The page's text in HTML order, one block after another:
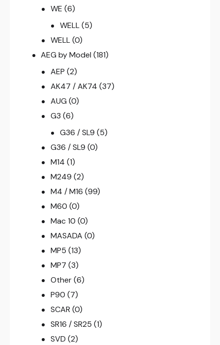
WE (6)
WELL (5)
WELL (0)
AEG by Model (181)
AEP (2)
AK47 / AK74 (37)
AUG (0)
G3 (6)
G36 / SL9 (5)
G36 / SL9 (0)
M14 (1)
M249 (2)
M4 / M16 (99)
M60 (0)
Mac 10 (0)
MASADA (0)
MP5 (13)
MP7 (3)
Other (6)
P90 (7)
SCAR (0)
SR16 / SR25 (1)
SVD (2)